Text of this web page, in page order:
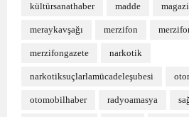
kültürsanathaber madde
meraykavşağı merzifon
merzifongazete narkotik
narkotiksuçlarlamücadeleşubesi
otomobilhaber radyoamasya